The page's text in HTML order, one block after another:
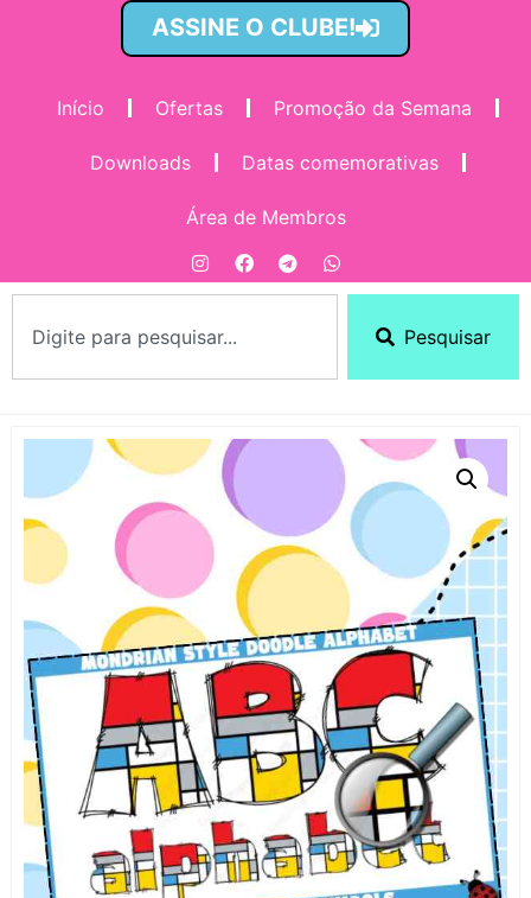
ASSINE O CLUBE!
Início Ofertas Promoção da Semana
Downloads Datas comemorativas
Área de Membros
Pesquisar